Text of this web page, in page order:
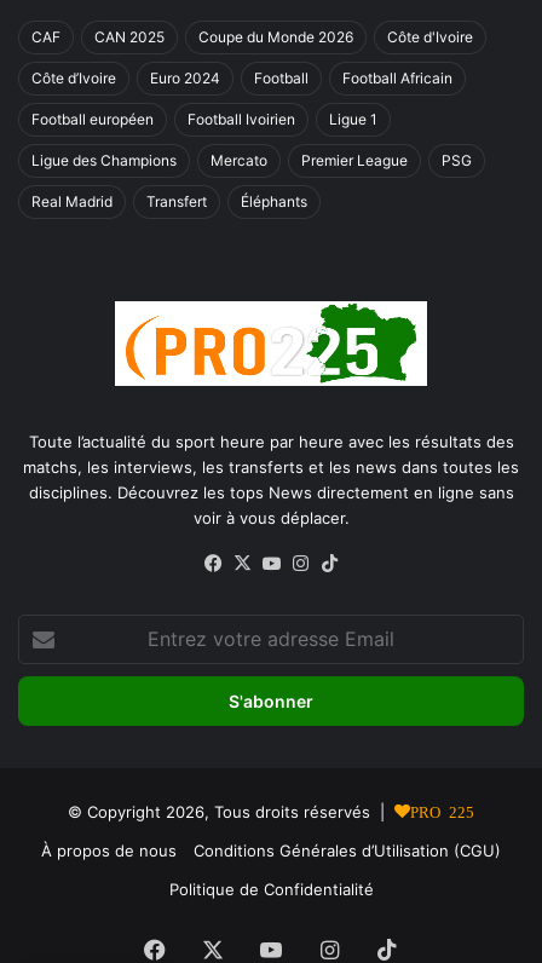
CAF CAN 2025 Coupe du Monde 2026 Côte d'Ivoire
Côte d’Ivoire Euro 2024 Football Football Africain
Football européen Football Ivoirien Ligue 1
Ligue des Champions Mercato Premier League PSG
Real Madrid Transfert Éléphants
Toute l’actualité du sport heure par heure avec les résultats des
matchs, les interviews, les transferts et les news dans toutes les
disciplines. Découvrez les tops News directement en ligne sans
voir à vous déplacer.
Facebook
X YouTubeInstagram
votre
adresse
© Copyright 2026, Tous droits réservés | PRO 225
À propos de nous
Conditions Générales d’Utilisation (CGU)
Politique de Confidentialité
Facebook YouTubeInstagram